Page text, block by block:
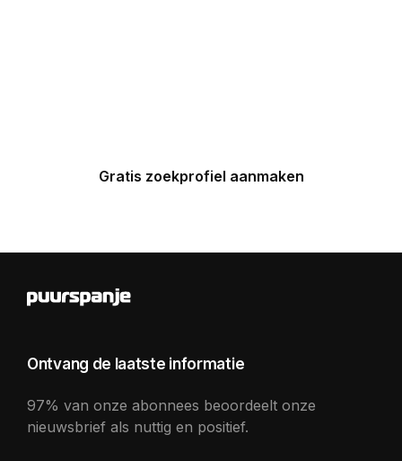
Gratis zoekprofiel aanmaken
Ontvang de laatste informatie
97% van onze abonnees beoordeelt onze
nieuwsbrief als nuttig en positief.